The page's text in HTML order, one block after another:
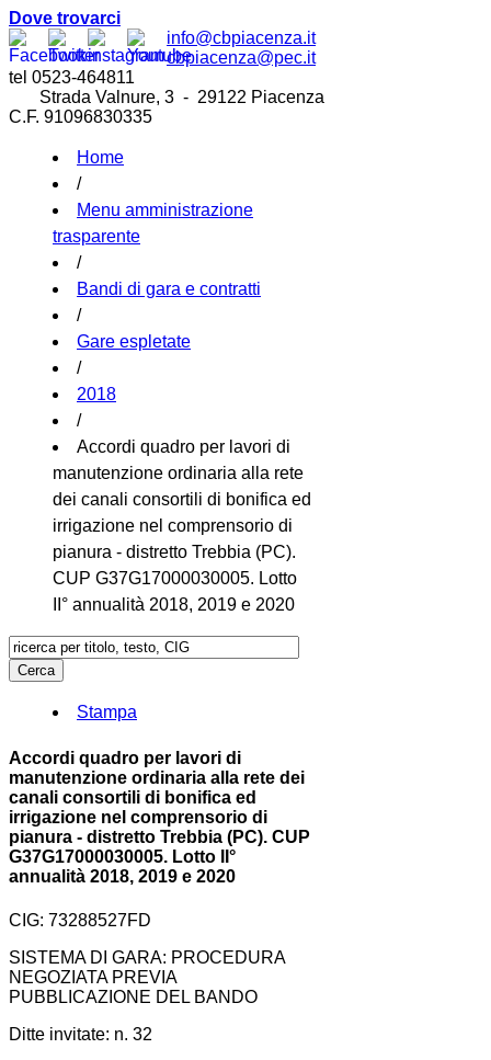
Dove trovarci
info@cbpiacenza.it
cbpiacenza@pec.it
tel 0523-464811
Strada Valnure, 3 - 29122 Piacenza
C.F. 91096830335
Home
/
Menu amministrazione
trasparente
/
Bandi di gara e contratti
/
Gare espletate
/
2018
/
Accordi quadro per lavori di
manutenzione ordinaria alla rete
dei canali consortili di bonifica ed
irrigazione nel comprensorio di
pianura - distretto Trebbia (PC).
CUP G37G17000030005. Lotto
II° annualità 2018, 2019 e 2020
Stampa
Accordi quadro per lavori di
manutenzione ordinaria alla rete dei
canali consortili di bonifica ed
irrigazione nel comprensorio di
pianura - distretto Trebbia (PC). CUP
G37G17000030005. Lotto II°
annualità 2018, 2019 e 2020
CIG: 73288527FD
SISTEMA DI GARA: PROCEDURA
NEGOZIATA PREVIA
PUBBLICAZIONE DEL BANDO
Ditte invitate: n. 32